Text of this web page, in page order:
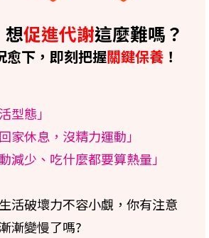
想促進代謝這麼難嗎？
愈下，即刻把握關鍵保養 ！
型態」
家休息，沒精力運動」
減少、吃什麼都要算熱量」
活破壞力不容小覷，你有注意
漸變慢了嗎?